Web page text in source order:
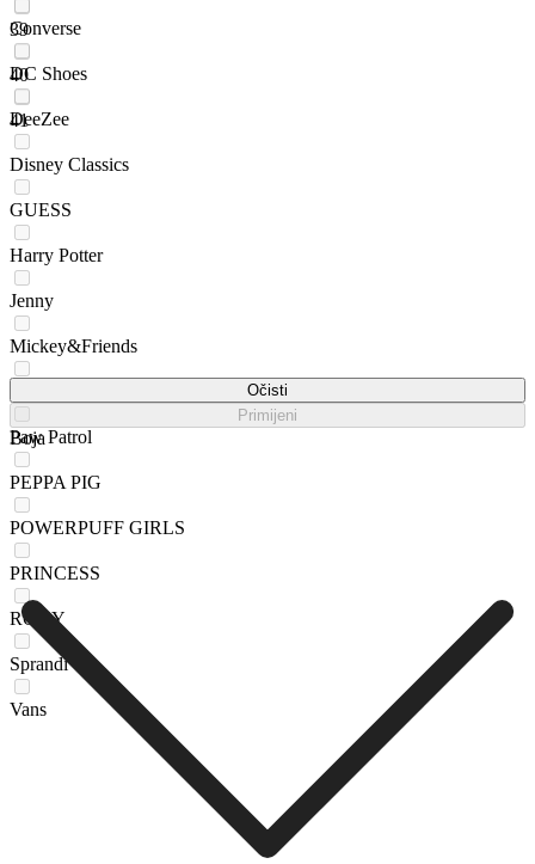
39
40
41
Converse
DC Shoes
DeeZee
Disney Classics
GUESS
Harry Potter
Jenny
Mickey&Friends
Paw Patrol
PEPPA PIG
POWERPUFF GIRLS
PRINCESS
ROXY
Sprandi
Vans
Očisti
Primijeni
Boja